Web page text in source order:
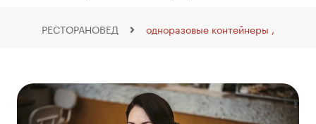
РЕСТОРАНОВЕД одноразовые контейнеры ,